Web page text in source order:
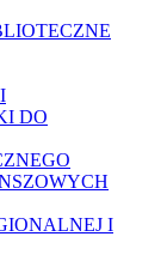
DO
I